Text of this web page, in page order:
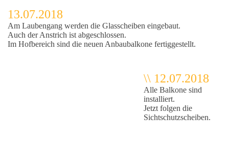
13.07.2018
Am Laubengang werden die Glasscheiben eingebaut.
Auch der Anstrich ist abgeschlossen.
Im Hofbereich sind die neuen Anbaubalkone fertiggestellt.
\\ 12.07.2018
Alle Balkone sind
installiert.
Jetzt folgen die
Sichtschutzscheiben.